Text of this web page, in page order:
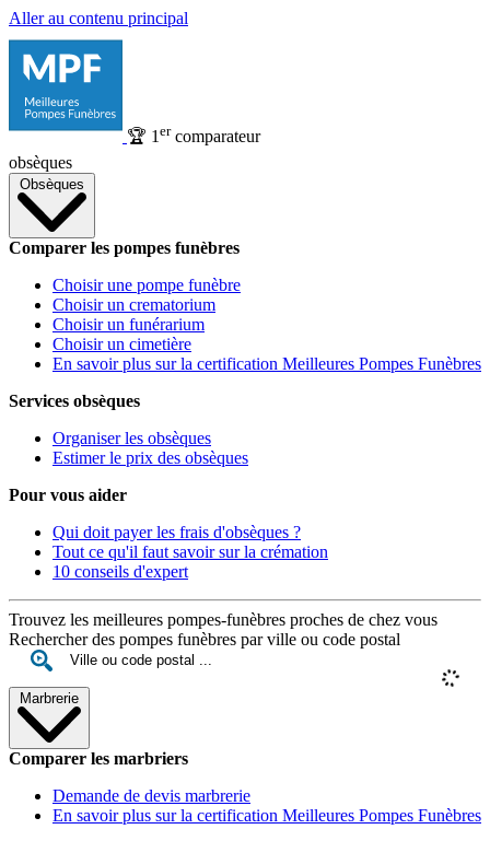
Aller au contenu principal
🏆 1 ercomparateur
obsèques
Obsèques
Comparer les pompes funèbres
Choisir une pompe funèbre
Choisir un crematorium
Choisir un funérarium
Choisir un cimetière
En savoir plus sur la certification Meilleures Pompes Funèbres
Services obsèques
Organiser les obsèques
Estimer le prix des obsèques
Pour vous aider
Qui doit payer les frais d'obsèques ?
Tout ce qu'il faut savoir sur la crémation
10 conseils d'expert
Trouvez les meilleures pompes-funèbres proches de chez vous
Rechercher des pompes funèbres par ville ou code postal
Marbrerie
Comparer les marbriers
Demande de devis marbrerie
En savoir plus sur la certification Meilleures Pompes Funèbres